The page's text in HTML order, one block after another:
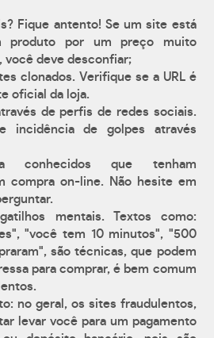
Fique antento! Se um site está
produto por um preço muito
você deve desconfiar;
clonados. Verifique se a URL é
oficial da loja.
de perfis de redes sociais.
incidência de golpes através
conhecidos que tenham
compra on-line. Não hesite em
mentais. Textos como:
"você tem 10 minutos", "500
são técnicas, que podem
para comprar, é bem comum
no geral, os sites fraudulentos,
levar você para um pagamento